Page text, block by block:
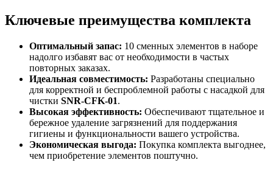
Ключевые преимущества комплекта
Оптимальный запас: 10 сменных элементов в наборе
надолго избавят вас от необходимости в частых
повторных заказах.
Идеальная совместимость: Разработаны специально
для корректной и беспроблемной работы с насадкой для
чистки SNR-CFK-01.
Высокая эффективность: Обеспечивают тщательное и
бережное удаление загрязнений для поддержания
гигиены и функциональности вашего устройства.
Экономическая выгода: Покупка комплекта выгоднее,
чем приобретение элементов поштучно.